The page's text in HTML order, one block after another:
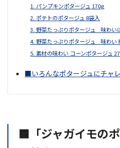
1. パンプキンポタージュ 170g
2. ポテトのポタージュ 8袋入
3. 野菜たっぷりポタージュ 味わ
4. 野菜たっぷりポタージュ 味わ
5. 素材の味わい コーンポタージュ
■いろんなポタージュにチャ
■「ジャガイモのポ